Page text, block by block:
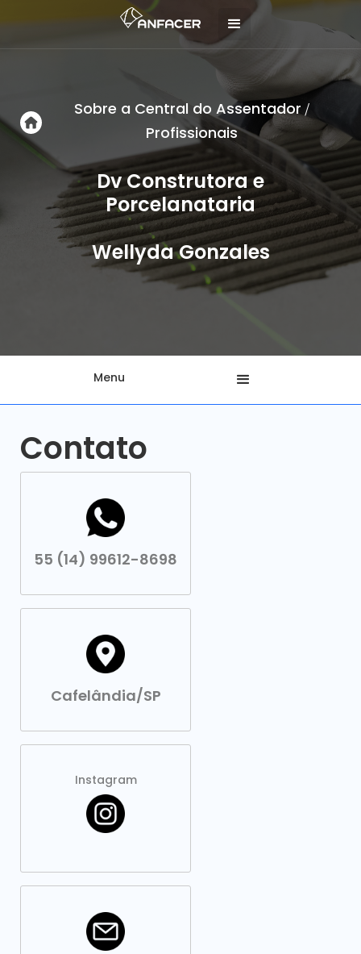
Sobre a Central do Assentador /
Profissionais
Dv Construtora e
Porcelanataria
Wellyda Gonzales
Menu
Contato
55 (14) 99612-8698
Cafelândia/SP
Instagram